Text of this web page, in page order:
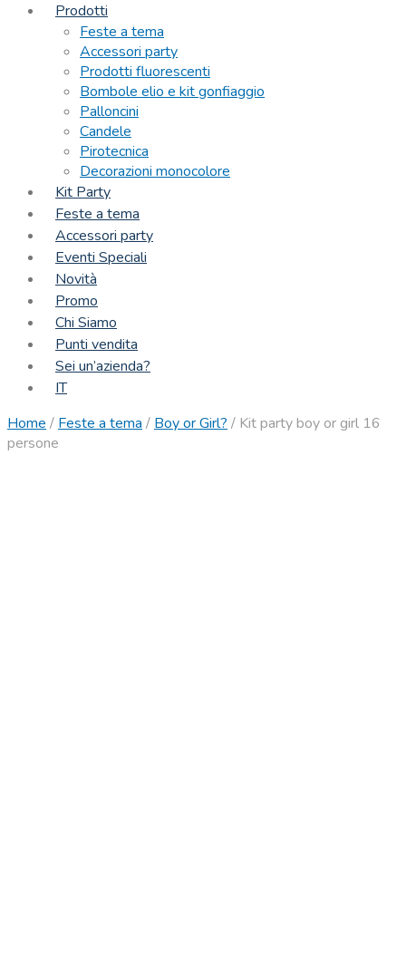
Prodotti
Feste a tema
Accessori party
Prodotti fluorescenti
Bombole elio e kit gonfiaggio
Palloncini
Candele
Pirotecnica
Decorazioni monocolore
Kit Party
Feste a tema
Accessori party
Eventi Speciali
Novità
Promo
Chi Siamo
Punti vendita
Sei un’azienda?
IT
Home / Feste a tema / Boy or Girl? / Kit party boy or girl 16
persone